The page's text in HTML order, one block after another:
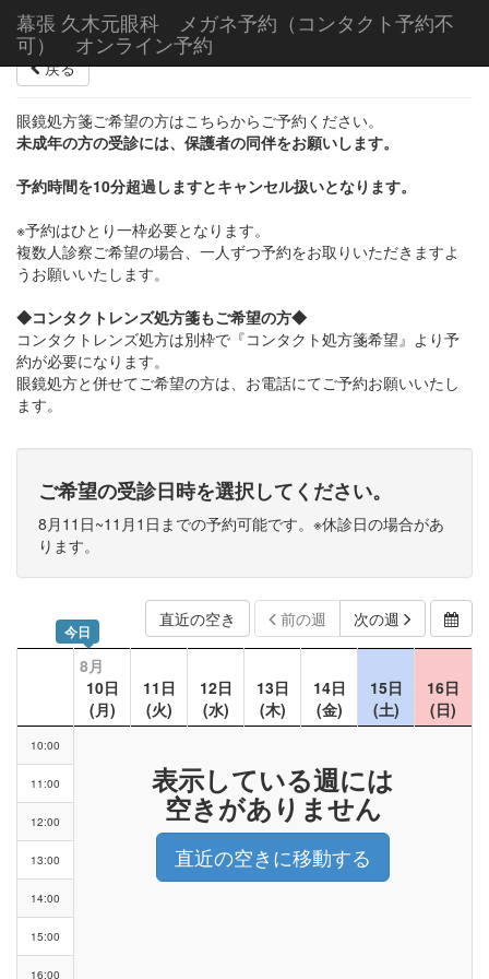
幕張 久木元眼科 メガネ予約（コンタクト予約不
可） オンライン予約
戻る
眼鏡処方箋ご希望の方はこちらからご予約ください。
未成年の方の受診には、保護者の同伴をお願いします。
予約時間を10分超過しますとキャンセル扱いとなります。
※予約はひとり一枠必要となります。
複数人診察ご希望の場合、一人ずつ予約をお取りいただきますよ
うお願いいたします。
◆コンタクトレンズ処方箋もご希望の方◆
コンタクトレンズ処方は別枠で『コンタクト処方箋希望』より予
約が必要になります。
眼鏡処方と併せてご希望の方は、お電話にてご予約お願いいたし
ます。
ご希望の受診日時を選択してください。
8月11日~11月1日までの予約可能です。※休診日の場合があ
ります。
直近の空き 前の週 次の週
今日
8月
10日
(月)
11日
(火)
12日
(水)
13日
(木)
14日
(金)
15日
(土)
16日
(日)
10:00
表示している週には
空きがありません
直近の空きに移動する
11:00
12:00
13:00
14:00
15:00
16:00